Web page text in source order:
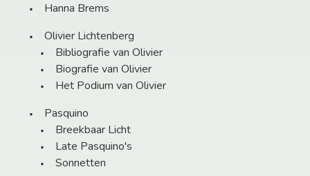
Hanna Brems
Olivier Lichtenberg
Bibliografie van Olivier
Biografie van Olivier
Het Podium van Olivier
Pasquino
Breekbaar Licht
Late Pasquino's
Sonnetten